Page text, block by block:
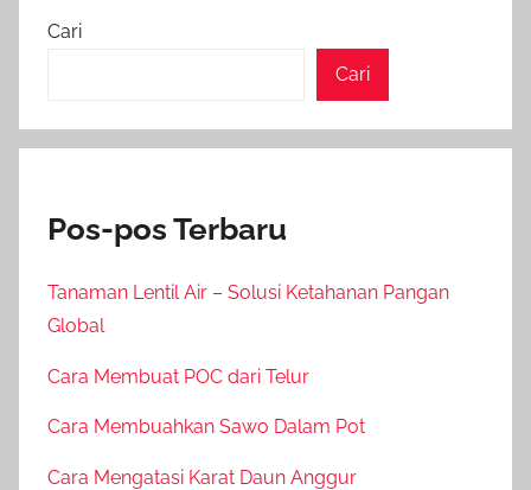
Cari
Cari
Pos-pos Terbaru
Tanaman Lentil Air – Solusi Ketahanan Pangan
Global
Cara Membuat POC dari Telur
Cara Membuahkan Sawo Dalam Pot
Cara Mengatasi Karat Daun Anggur